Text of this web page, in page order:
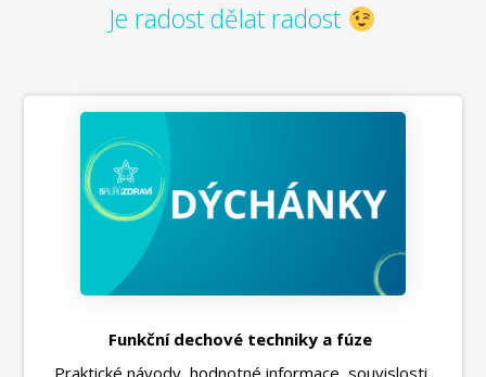
Je radost dělat radost
Funkční dechové techniky a fúze